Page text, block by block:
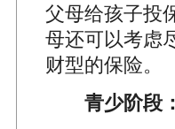
父母给孩子投
母还可以考虑
财型的保险。
青少阶段